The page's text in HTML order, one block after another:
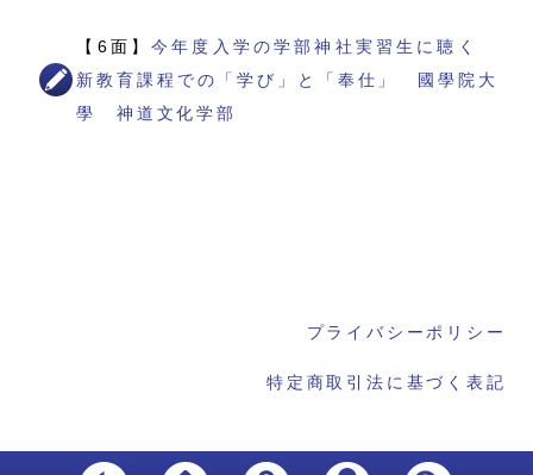
【6面】今年度入学の学部神社実習生に聴く
新教育課程での「学び」と「奉仕」 國學院大
學 神道文化学部
プライバシーポリシー
特定商取引法に基づく表記